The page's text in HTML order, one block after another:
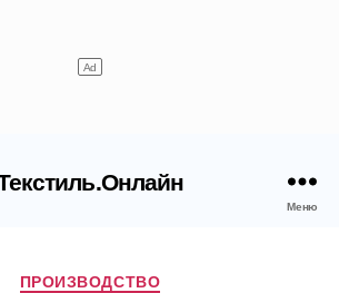
Меню
Рубрики
ПРОИЗВОДСТВО